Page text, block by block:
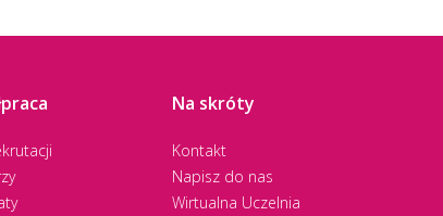
Na skróty
Kontakt
Napisz do nas
Wirtualna Uczelnia